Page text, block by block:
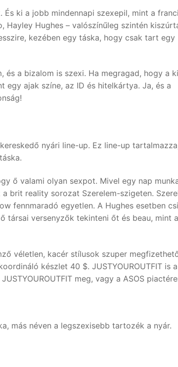
ki a jobb mindennapi szexepil, mint a
Hayley Hughes – valószínűleg szintén
kezében egy táska, hogy csak tart egy
a bizalom is szexi. Ha megragad, hogy a
egy ajak színe, az ID és hitelkártya. Ja, és a
nyári line-up. Ez line-up
ő valami olyan sexpot. Mivel egy nap
brit reality sorozat Szerelem-szigeten.
fennmaradó egyetlen. A Hughes esetben
társai versenyzők tekinteni őt és beau, mint a
véletlen, kacér stílusok szuper
készlet 40 $. JUSTYOUROUTFIT is a
meg, vagy a ASOS
más néven a legszexisebb tartozék a nyár.